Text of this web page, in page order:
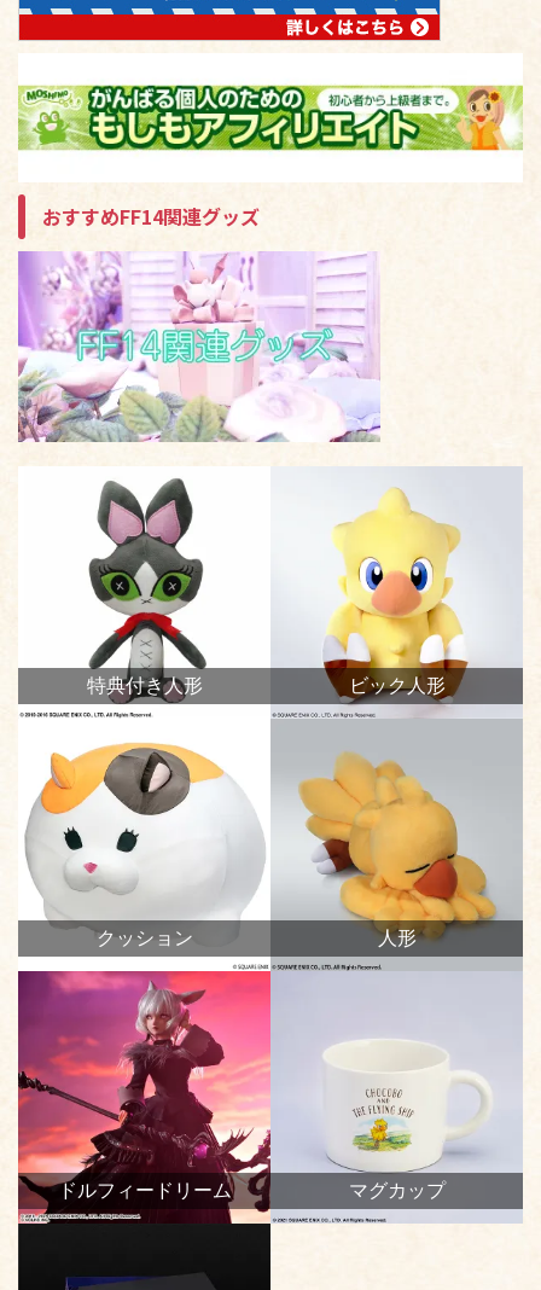
おすすめFF14関連グッズ
特典付き人形 ビック人形
クッション 人形
ドルフィードリーム マグカップ